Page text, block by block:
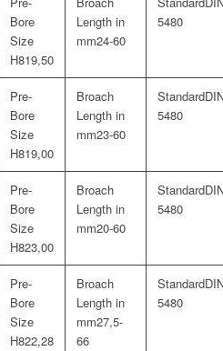
19,50
24-60
5480
19,00
23-60
5480
23,00
20-60
5480
22,28
27,5-
66
5480